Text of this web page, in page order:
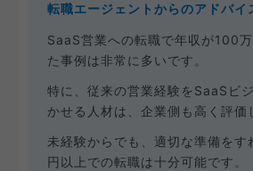
転職エージェントからのアドバイ
SaaS営業への転職で年収が100
た事例は非常に多いです。
特に、従来の営業経験をSaaSビ
かせる人材は、企業側も高く評価
未経験からでも、適切な準備を
円以上での転職は十分可能です。